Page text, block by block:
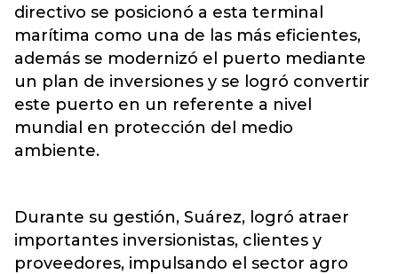
directivo se posicionó a esta terminal
marítima como una de las más eficientes,
además se modernizó el puerto mediante
un plan de inversiones y se logró convertir
este puerto en un referente a nivel
mundial en protección del medio
ambiente.
Durante su gestión, Suárez, logró atraer
importantes inversionistas, clientes y
proveedores, impulsando el sector agro